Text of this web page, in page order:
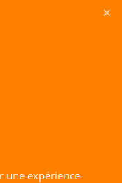
une expérience